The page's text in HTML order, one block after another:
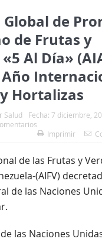
de
de Frutas y
Al Día»
Hortalizas
Salud Fecha: 7 diciembre,
Imprimir
de las Frutas y
(AIFV)
de las Naciones
las Naciones